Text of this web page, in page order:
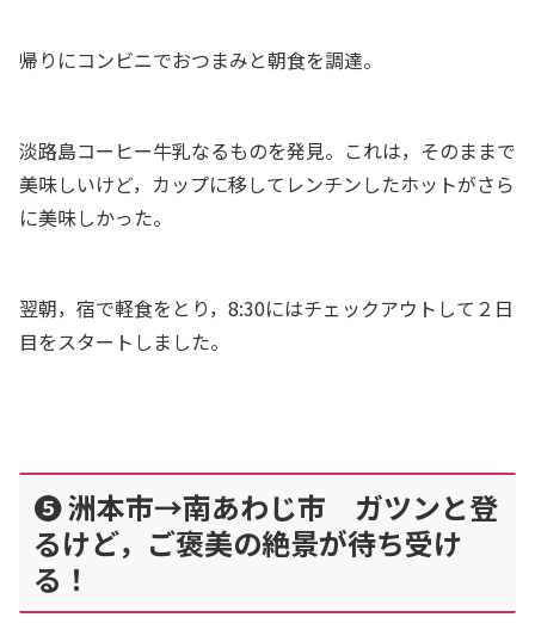
帰りにコンビニでおつまみと朝食を調達。
淡路島コーヒー牛乳なるものを発見。これは，そのままで
美味しいけど，カップに移してレンチンしたホットがさら
に美味しかった。
翌朝，宿で軽食をとり，8:30にはチェックアウトして２日
目をスタートしました。
❺ 洲本市→南あわじ市 ガツンと登
るけど，ご褒美の絶景が待ち受け
る！